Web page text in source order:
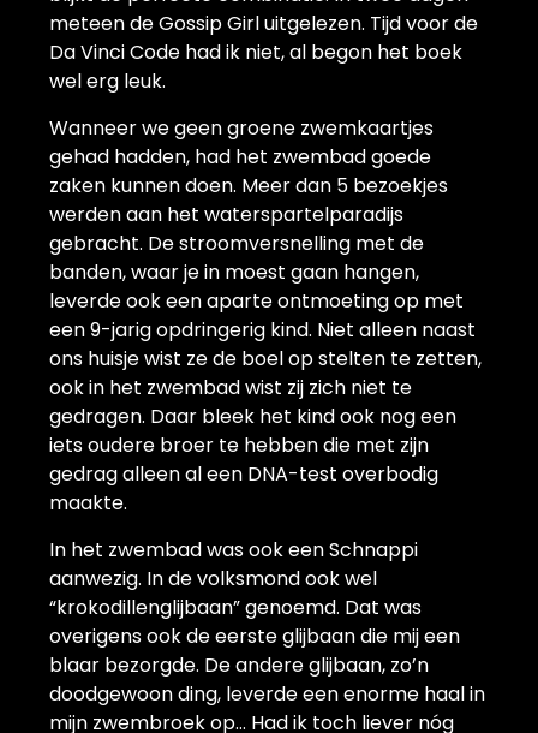
meteen de Gossip Girl uitgelezen. Tijd voor de
Da Vinci Code had ik niet, al begon het boek
wel erg leuk.
Wanneer we geen groene zwemkaartjes
gehad hadden, had het zwembad goede
zaken kunnen doen. Meer dan 5 bezoekjes
werden aan het waterspartelparadijs
gebracht. De stroomversnelling met de
banden, waar je in moest gaan hangen,
leverde ook een aparte ontmoeting op met
een 9-jarig opdringerig kind. Niet alleen naast
ons huisje wist ze de boel op stelten te zetten,
ook in het zwembad wist zij zich niet te
gedragen. Daar bleek het kind ook nog een
iets oudere broer te hebben die met zijn
gedrag alleen al een DNA-test overbodig
maakte.
In het zwembad was ook een Schnappi
aanwezig. In de volksmond ook wel
“krokodillenglijbaan” genoemd. Dat was
overigens ook de eerste glijbaan die mij een
blaar bezorgde. De andere glijbaan, zo’n
doodgewoon ding, leverde een enorme haal in
mijn zwembroek op… Had ik toch liever nóg